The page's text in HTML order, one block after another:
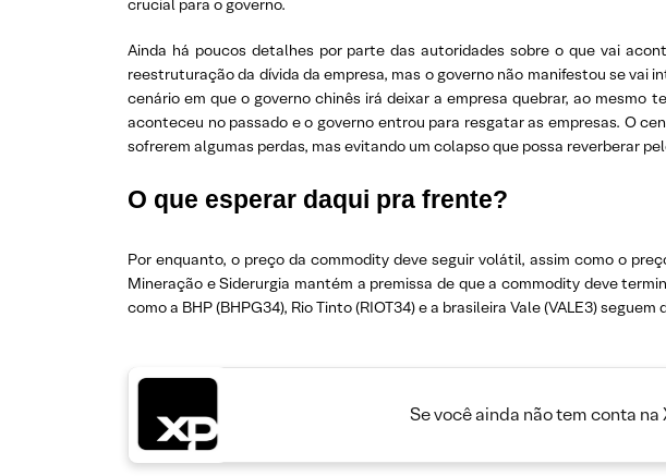
crucial para o governo.
Ainda há poucos detalhes por parte das autoridades sobre o que vai
reestruturação da dívida da empresa, mas o governo não manifestou se
cenário em que o governo chinês irá deixar a empresa quebrar, ao
aconteceu no passado e o governo entrou para resgatar as empresas. O
sofrerem algumas perdas, mas evitando um colapso que possa reverberar
O que esperar daqui pra frente?
Por enquanto, o preço da commodity deve seguir volátil, assim como o
Mineração e Siderurgia mantém a premissa de que a commodity deve
como a BHP (BHPG34), Rio Tinto (RIOT34) e a brasileira Vale (VALE3)
Se você ainda não tem conta